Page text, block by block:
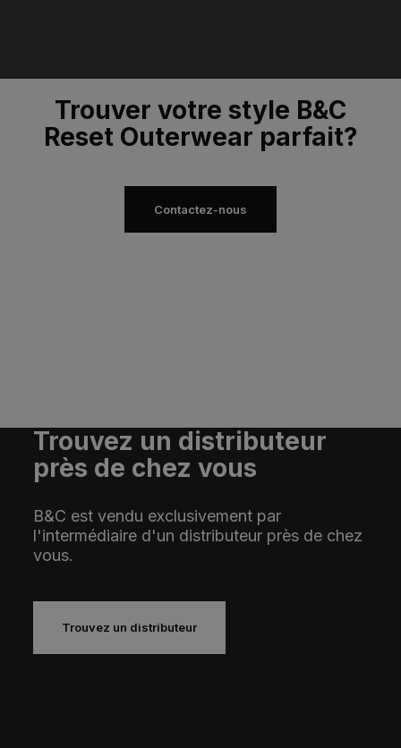
Trouver votre style B&C
Reset Outerwear parfait?
Contactez-nous
Trouvez un distributeur
près de chez vous
B&C est vendu exclusivement par
l'intermédiaire d'un distributeur près de chez
vous.
Trouvez un distributeur